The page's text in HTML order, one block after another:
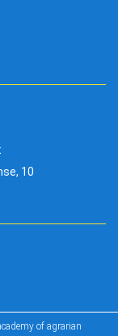
10
of agrarian